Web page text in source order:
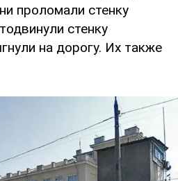
проломали стенку
стенку
на дорогу. Их также